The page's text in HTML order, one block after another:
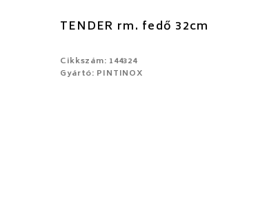
TENDER rm. fedő 32cm
Cikkszám: 144324
Gyártó: PINTINOX